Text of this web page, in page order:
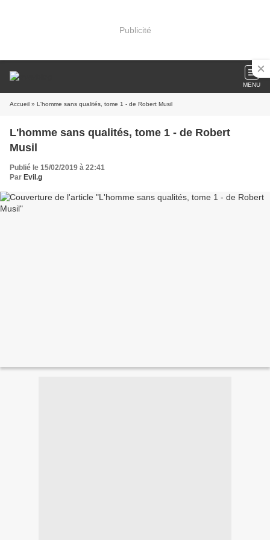
Publicité
MENU
Accueil » L'homme sans qualités, tome 1 - de Robert Musil
L'homme sans qualités, tome 1 - de Robert
Musil
Publié le 15/02/2019 à 22:41
Par Evil.g